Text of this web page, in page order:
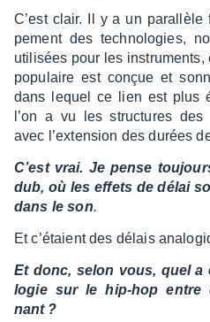
C’est clair. Il y a un
pe­ment des tech­no­lo­gies,
utili­sées pour les
popu­laire est conçue et
dans lequel ce lien est plus
l’on a vu les struc­tures
avec l’ex­ten­sion des durées
C’est vrai. Je pense
dub, où les effets de délai
dans le son.
Et c’étaient des délais
Et donc, selon vous, quel a
lo­gie sur le hip-hop entre
nant ?